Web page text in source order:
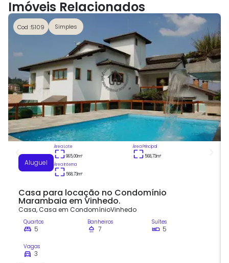
Imóveis Relacionados
Cod :5109 Simples
Aluguel
Área Lote
965,00m²
Área Principal
568,73m²
Área Interna
568,73m²
Casa para locação no Condomínio
Marambaia em Vinhedo.
Casa,Casa em CondomínioVinhedo
Quartos
5
Banheiros
7
Suítes
5
Vagas
3